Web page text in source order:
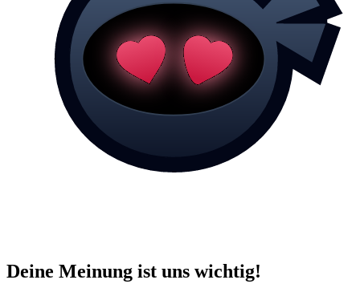
Deine Meinung ist uns wichtig!